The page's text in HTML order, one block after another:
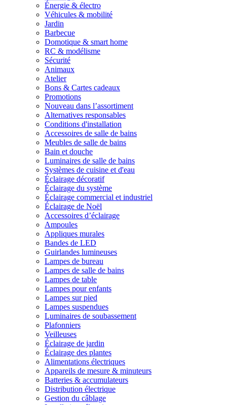
Énergie & électro
Véhicules & mobilité
Jardin
Barbecue
Domotique & smart home
RC & modélisme
Sécurité
Animaux
Atelier
Bons & Cartes cadeaux
Promotions
Nouveau dans l’assortiment
Alternatives responsables
Conditions d'installation
Accessoires de salle de bains
Meubles de salle de bains
Bain et douche
Luminaires de salle de bains
Systèmes de cuisine et d'eau
Éclairage décoratif
Éclairage du système
Éclairage commercial et industriel
Éclairage de Noël
Accessoires d’éclairage
Ampoules
Appliques murales
Bandes de LED
Guirlandes lumineuses
Lampes de bureau
Lampes de salle de bains
Lampes de table
Lampes pour enfants
Lampes sur pied
Lampes suspendues
Luminaires de soubassement
Plafonniers
Veilleuses
Éclairage de jardin
Éclairage des plantes
Alimentations électriques
Appareils de mesure & minuteurs
Batteries & accumulateurs
Distribution électrique
Gestion du câblage